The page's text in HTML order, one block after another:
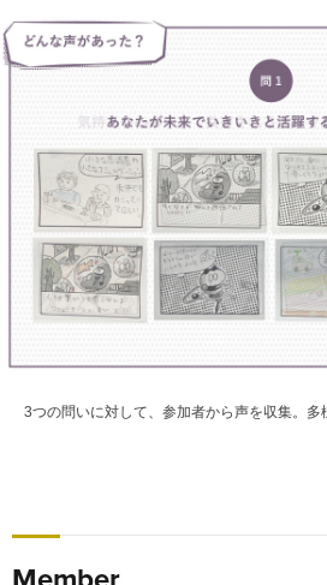
3つの問いに対して、参加者から声を収集。多